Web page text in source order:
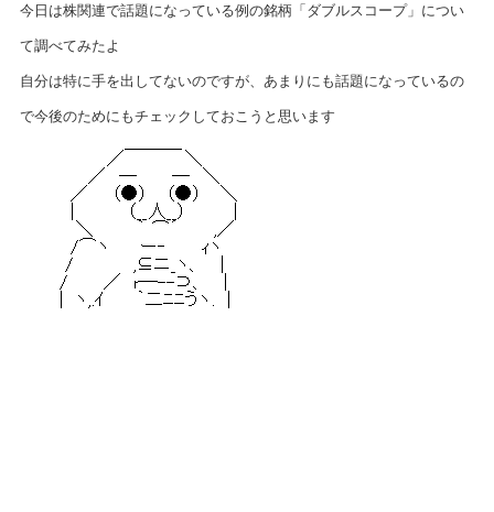
今日は株関連で話題になっている例の銘柄「ダブルスコープ」につい
て調べてみたよ
自分は特に手を出してないのですが、あまりにも話題になっているの
で今後のためにもチェックしておこうと思います